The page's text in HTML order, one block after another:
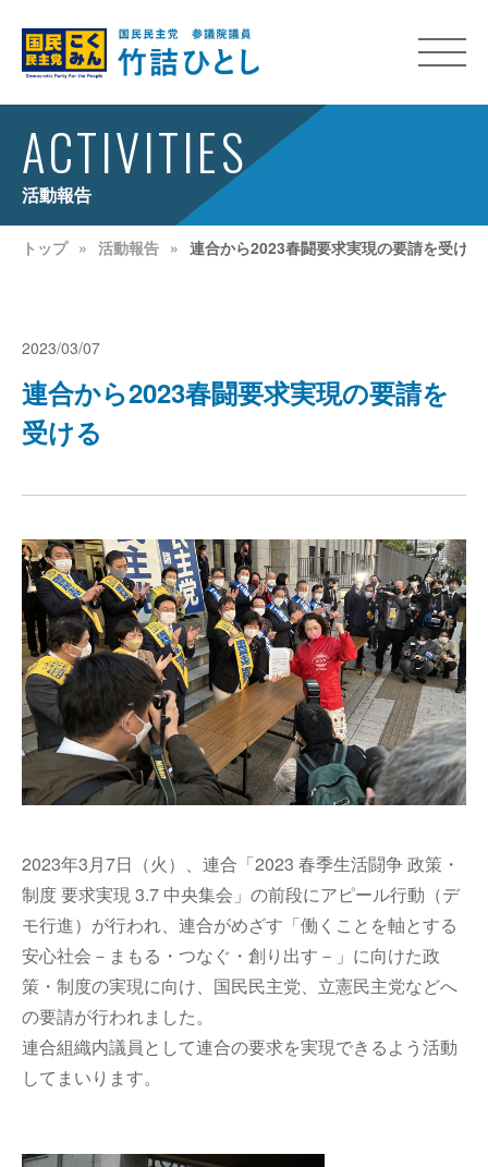
ACTIVITIES
活動報告
トップ 活動報告 連合から2023春闘要求実現の要請を受ける
2023/03/07
連合から2023春闘要求実現の要請を
受ける
2023年3月7日（火）、連合「2023 春季生活闘争 政策・
制度 要求実現 3.7 中央集会」の前段にアピール行動（デ
モ行進）が行われ、連合がめざす「働くことを軸とする
安心社会－まもる・つなぐ・創り出す－」に向けた政
策・制度の実現に向け、国民民主党、立憲民主党などへ
の要請が行われました。
連合組織内議員として連合の要求を実現できるよう活動
してまいります。